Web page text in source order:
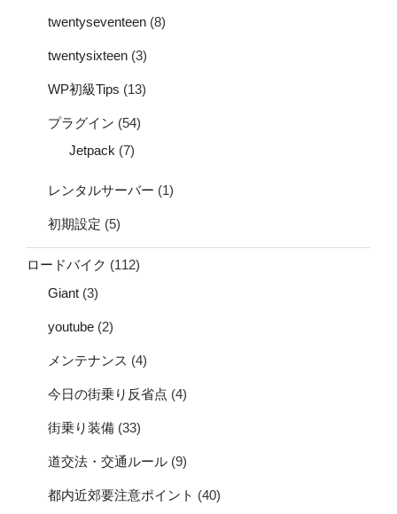
twentyseventeen (8)
twentysixteen (3)
WP初級Tips (13)
プラグイン (54)
Jetpack (7)
レンタルサーバー (1)
初期設定 (5)
ロードバイク (112)
Giant (3)
youtube (2)
メンテナンス (4)
今日の街乗り反省点 (4)
街乗り装備 (33)
道交法・交通ルール (9)
都内近郊要注意ポイント (40)